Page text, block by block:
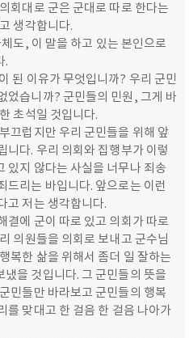
회대로 군은 군대로 따로 한다는
생각합니다.
도, 이 말을 하고 있는 본인으로
.
된 이유가 무엇입니까? 우리 군민
었습니까? 군민들의 민원, 그게 바
초석일 것입니다.
끄럽지만 우리 군민들을 위해 앞
니다. 우리 의회와 집행부가 이렇
있지 않다는 사실을 너무나 죄송
드리는 바입니다. 앞으로는 이런
고 저는 생각합니다.
결에 군이 따로 있고 의회가 따로
의원들을 의회로 보내고 군수님
복한 삶을 위해서 좀더 일 잘하는
을 것입니다. 그 군민들의 뜻을
민들만 바라보고 군민들의 행복
를 맞대고 한 걸음 한 걸음 나아가